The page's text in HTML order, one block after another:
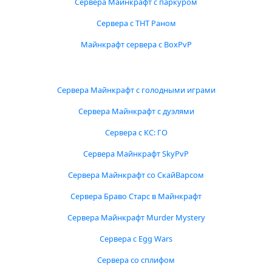
Сервера с ТНТ Раном
Майнкрафт сервера с BoxPvP
Сервера Майнкрафт с голодными играми
Сервера Майнкрафт с дуэлями
Сервера с КС: ГО
Сервера Майнкрафт SkyPvP
Сервера Майнкрафт со СкайВарсом
Сервера Браво Старс в Майнкрафт
Сервера Майнкрафт Murder Mystery
Сервера с Egg Wars
Сервера со сплифом